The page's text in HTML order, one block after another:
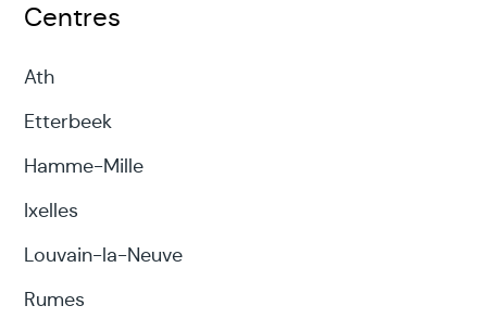
Centres
Ath
Etterbeek
Hamme-Mille
Ixelles
Louvain-la-Neuve
Rumes